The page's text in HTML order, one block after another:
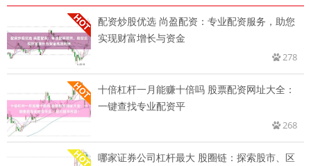
配资炒股优选 尚盈配资：专业配资服务，助您
实现财富增长与资金
278
十倍杠杆一月能赚十倍吗 股票配资网址大全：
一键查找专业配资平
268
哪家证券公司杠杆最大 股圈链：探索股市、区